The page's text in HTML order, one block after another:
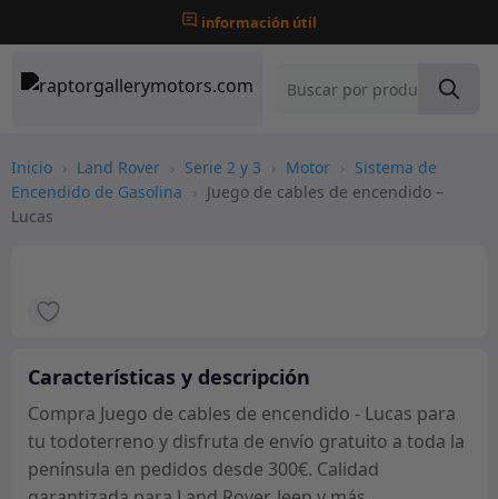
información útil
Inicio › Land Rover › Serie 2 y 3 › Motor › Sistema de
Encendido de Gasolina › Juego de cables de encendido –
Lucas
Características y descripción
Compra Juego de cables de encendido - Lucas para
tu todoterreno y disfruta de envío gratuito a toda la
península en pedidos desde 300€. Calidad